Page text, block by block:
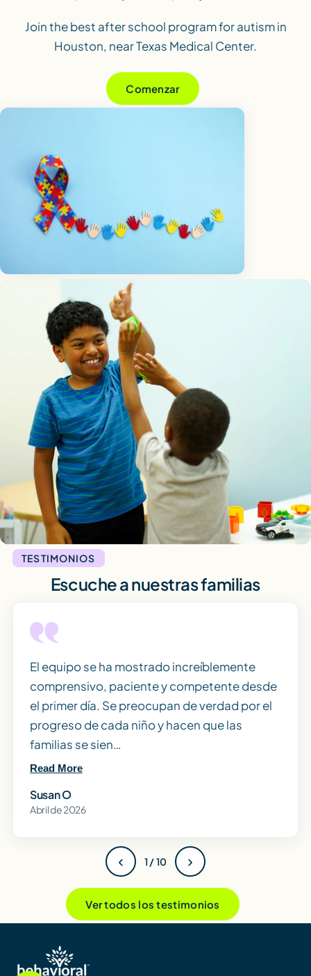
Join the best after school program for autism in
Houston, near Texas Medical Center.
Comenzar
TESTIMONIOS
Escuche a nuestras familias
El equipo se ha mostrado increíblemente
comprensivo, paciente y competente desde
el primer día. Se preocupan de verdad por el
progreso de cada niño y hacen que las
familias se sien…
Read More
Susan O
Abril de 2026
‹ 1 / 10 ›
Ver todos los testimonios